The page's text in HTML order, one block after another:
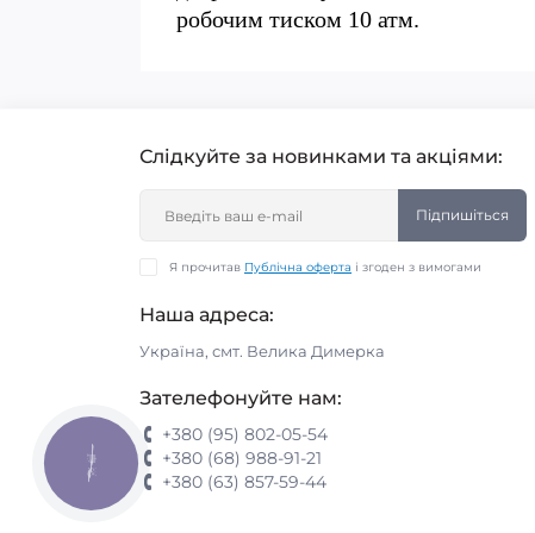
робочим тиском 10 атм.
Слідкуйте за новинками та акціями:
Підпишіться
Я прочитав Публічна оферта і згоден з вимогами
Наша адреса:
Україна, смт. Велика Димерка
Зателефонуйте нам:
+380 (95) 802-05-54
+380 (68) 988-91-21
+380 (63) 857-59-44
КНОПКА
ЗВ'ЯЗКУ